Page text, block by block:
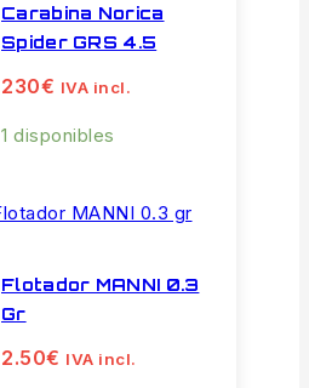
Carabina Norica
Spider GRS 4.5
230€ IVA incl.
1 disponibles
Flotador MANNI 0.3
Gr
2.50€ IVA incl.